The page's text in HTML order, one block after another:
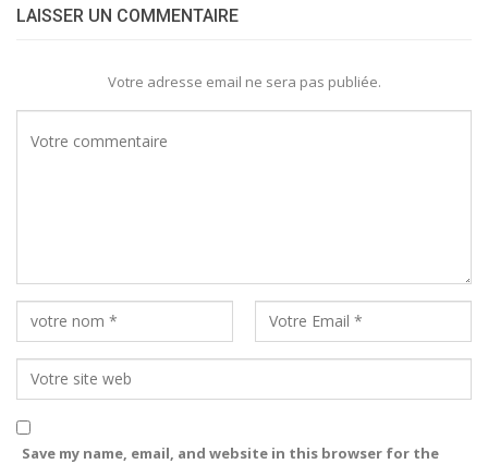
LAISSER UN COMMENTAIRE
Votre adresse email ne sera pas publiée.
Save my name, email, and website in this browser for the